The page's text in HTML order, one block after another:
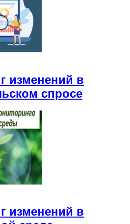
изменений в
спросе
изменений в